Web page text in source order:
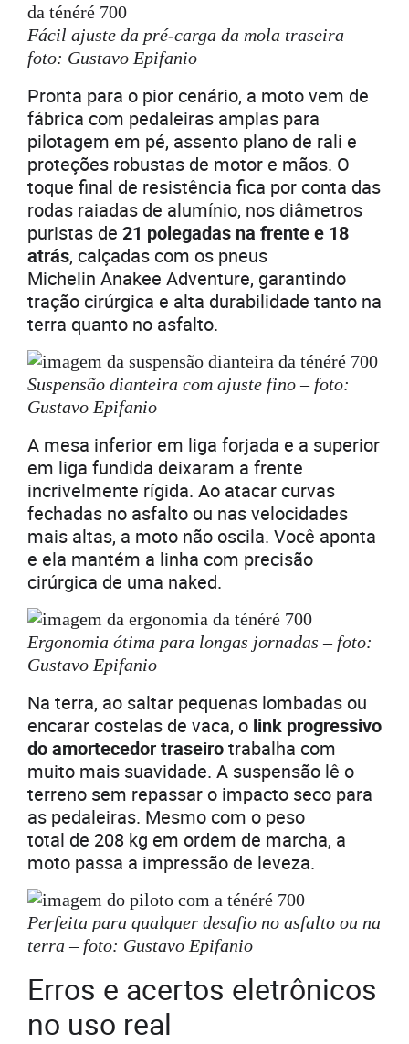
Fácil ajuste da pré-carga da mola traseira –
foto: Gustavo Epifanio
Pronta para o pior cenário, a moto vem de
fábrica com pedaleiras amplas para
pilotagem em pé, assento plano de rali e
proteções robustas de motor e mãos. O
toque final de resistência fica por conta das
rodas raiadas de alumínio, nos diâmetros
puristas de 21 polegadas na frente e 18
atrás, calçadas com os pneus
Michelin Anakee Adventure, garantindo
tração cirúrgica e alta durabilidade tanto na
terra quanto no asfalto.
Suspensão dianteira com ajuste fino – foto:
Gustavo Epifanio
A mesa inferior em liga forjada e a superior
em liga fundida deixaram a frente
incrivelmente rígida. Ao atacar curvas
fechadas no asfalto ou nas velocidades
mais altas, a moto não oscila. Você aponta
e ela mantém a linha com precisão
cirúrgica de uma naked.
Ergonomia ótima para longas jornadas – foto:
Gustavo Epifanio
Na terra, ao saltar pequenas lombadas ou
encarar costelas de vaca, o link progressivo
do amortecedor traseirotrabalha com
muito mais suavidade. A suspensão lê o
terreno sem repassar o impacto seco para
as pedaleiras. Mesmo com o peso
total de 208 kg em ordem de marcha, a
moto passa a impressão de leveza.
Perfeita para qualquer desafio no asfalto ou na
terra – foto: Gustavo Epifanio
Erros e acertos eletrônicos
no uso real